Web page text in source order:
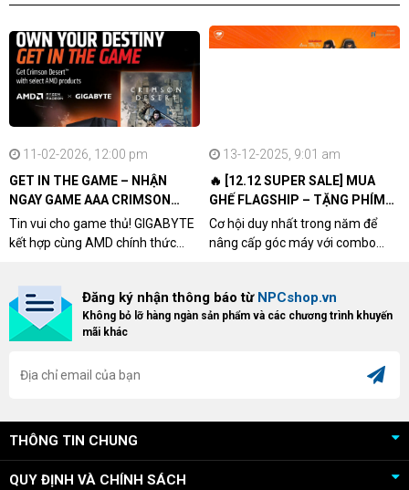
11-02-2026, 12:00 pm
GET IN THE GAME – NHẬN
NGAY GAME AAA CRIMSON
DESERT CÙNG GIGABYTE &
AMD
Tin vui cho game thủ! GIGABYTE
kết hợp cùng AMD chính thức
khách hàng sở hữu VGA Radeon
RX 9070 / RX 9070 XT.
13-12-2025, 9:01 am
🔥 [12.12 SUPER SALE] MUA
GHẾ FLAGSHIP – TẶNG PHÍM
CƠ XỊN
Cơ hội duy nhất trong năm để
nâng cấp góc máy với combo
dòng ghế Gaming cao cấp nhất,
bạn sẽ nhận ngay quà tặng trị giá
Đăng ký nhận thông báo từ NPCshop.vn
Không bỏ lỡ hàng ngàn sản phẩm và các chương trình khuyến
mãi khác
THÔNG TIN CHUNG
QUY ĐỊNH VÀ CHÍNH SÁCH